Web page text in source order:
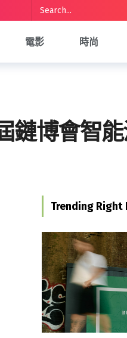
電影 時尚
鏈博會智
Trending Right